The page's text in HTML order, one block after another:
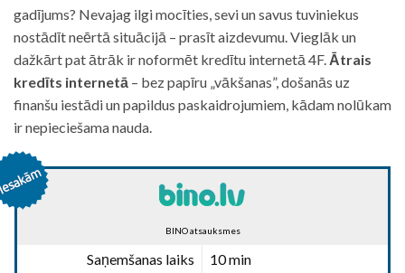
gadījums? Nevajag ilgi mocīties, sevi un savus tuviniekus
nostādīt neērtā situācijā – prasīt aizdevumu. Vieglāk un
dažkārt pat ātrāk ir noformēt kredītu internetā 4F. Ātrais
kredīts internetā – bez papīru „vākšanas”, došanās uz
finanšu iestādi un papildus paskaidrojumiem, kādam nolūkam
ir nepieciešama nauda.
BINO atsauksmes
Saņemšanas laiks
10 min